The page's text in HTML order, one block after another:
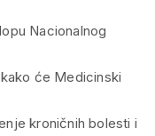
Nacionalnog
će Medicinski
kroničnih bolesti i